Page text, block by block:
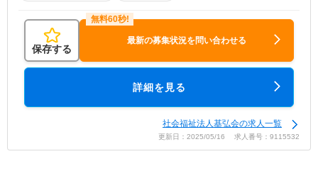
保存する
最新の募集状況を問い合わせる
詳細を見る
社会福祉法人基弘会の求人一覧
更新日：2025/05/16 求人番号：9115532